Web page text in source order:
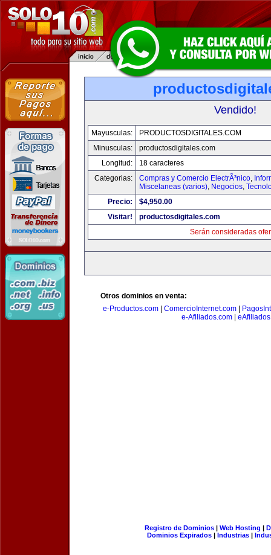
Vendido!
Mayusculas:
PRODUCTOSDIGITALES.COM
Minusculas:
productosdigitales.com
Longitud:
18 caracteres
Categorias:
Compras y Comercio ElectrÃ³nico,
Miscelaneas (varios), Negocios,
Precio:
$4,950.00
Visitar!
productosdigitales.com
Serán consideradas
Otros dominios en venta:
e-Productos.com
ComercioInternet.com
e-Afiliados.com|
Registro de Dominios| Web Hosting |
Dominios Expirados | Industrias |